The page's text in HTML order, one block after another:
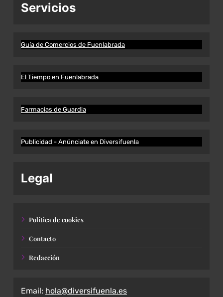
Servicios
Guía de Comercios de Fuenlabrada
El Tiempo en Fuenlabrada
Farmacias de Guardia
Publicidad - Anúnciate en Diversifuenla
Legal
Política de cookies
Contacto
Redacción
Email: hola@diversifuenla.es